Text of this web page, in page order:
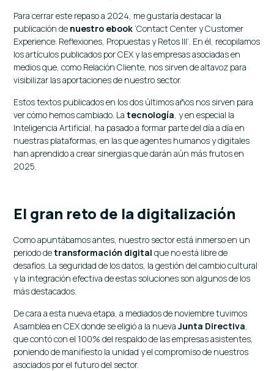
Para cerrar este repaso a 2024, me gustaría destacar la
publicación de nuestro ebook ‘Contact Center y Customer
Experience: Reflexiones, Propuestas y Retos III’. En él, recopilamos
los artículos publicados por CEX y las empresas asociadas en
medios que, como Relación Cliente, nos sirven de altavoz para
visibilizar las aportaciones de nuestro sector.
Estos textos publicados en los dos últimos años nos sirven para
ver cómo hemos cambiado. Latecnología , y en especial la
Inteligencia Artificial, ha pasado a formar parte del día a día en
nuestras plataformas, en las que agentes humanos y digitales
han aprendido a crear sinergias que darán aún más frutos en
2025.
El gran reto de la digitalización
Como apuntábamos antes, nuestro sector está inmerso en un
periodo detransformación digital que no está libre de
desafíos. La seguridad de los datos, la gestión del cambio cultural
y la integración efectiva de estas soluciones son algunos de los
más destacados.
De cara a esta nueva etapa, a mediados de noviembre tuvimos
Asamblea en CEX donde se eligió a la nuevaJunta Directiva
que contó con el 100% del respaldo de las empresas asistentes,
poniendo de manifiesto la unidad y el compromiso de nuestros
asociados por el futuro del sector.